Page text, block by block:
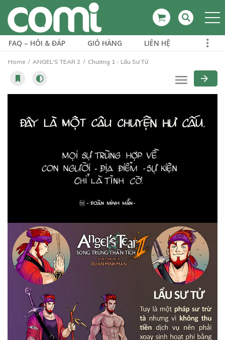
FAQ – HỎI & ĐÁP GIỎ HÀNG LIÊN HỆ
Home ANGEL'S TEAR 2 Chương 1 - Lẩu Sư Tử